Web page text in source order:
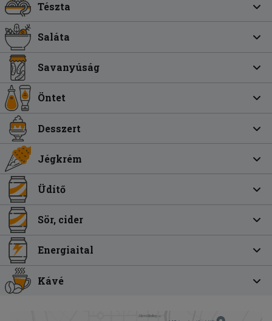
Tészta
Saláta
Savanyúság
Öntet
Desszert
Jégkrém
Üdítő
Sör, cider
Energiaital
Kávé